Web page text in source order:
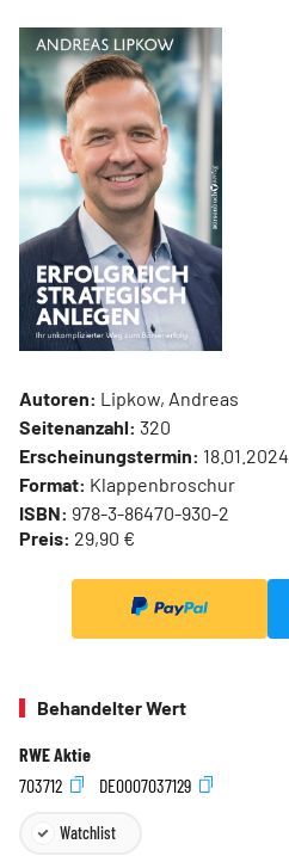
Autoren: Lipkow, Andreas
Seitenanzahl: 320
Erscheinungstermin: 18.01.2024
Format: Klappenbroschur
ISBN: 978-3-86470-930-2
Preis: 29,90 €
Behandelter Wert
RWE Aktie
703712
DE0007037129
Watchlist